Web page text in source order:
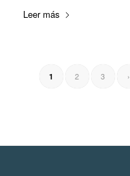
Leer más
1 2 3 ›